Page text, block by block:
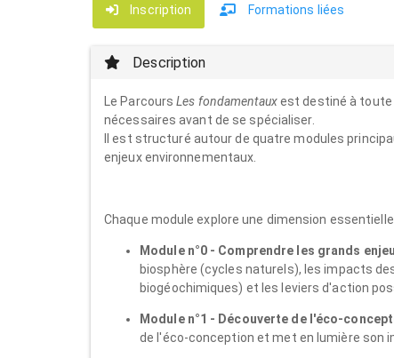
Inscription Formations liées
Description
Le ParcoursLes fondamentauxest destiné à toute
nécessaires avant de se spécialiser.
Il est structuré autour de quatre modules
enjeux environnementaux.
Chaque module explore une dimension essentielle
Module n°0 - Comprendre les grands
biosphère (cycles naturels), les impacts
biogéochimiques) et les leviers d'action
Module n°1 - Découverte de l'éco-
de l'éco-conception et met en lumière son